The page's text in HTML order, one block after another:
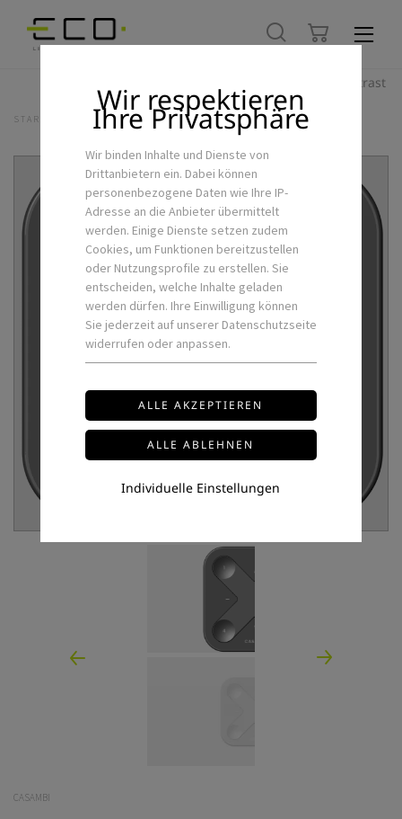
Hoher Kontrast
STARTSEITE LED-FLEXSTRIPS & ZUBEHÖR CASAMBI -X-B-S
CASAMBI
Wir respektieren
Ihre Privatsphäre
Wir binden Inhalte und Dienste von
Drittanbietern ein. Dabei können
personenbezogene Daten wie Ihre IP-
Adresse an die Anbieter übermittelt
werden. Einige Dienste setzen zudem
Cookies, um Funktionen bereitzustellen
oder Nutzungsprofile zu erstellen. Sie
entscheiden, welche Inhalte geladen
werden dürfen. Ihre Einwilligung können
Sie jederzeit auf unserer Datenschutzseite
widerrufen oder anpassen.
Individuelle Einstellungen